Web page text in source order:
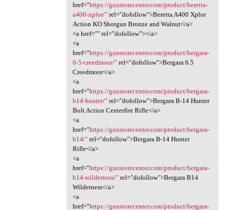
href="https://gunstorecenter.com/product/beretta-
a400-xplor/"rel="dofollow">Beretta A400 Xplor
Action KO Shotgun Bronze and Walnut</a>
<a href="" rel="dofollow"></a>
<a
href="https://gunstorecenter.com/product/bergara-
6-5-creedmoor/"rel="dofollow">Bergara 6.5
Creedmoor</a>
<a
href="https://gunstorecenter.com/product/bergara-
b14-hunter/"rel="dofollow">Bergara B-14 Hunter
Bolt Action Centerfire Rifle</a>
<a
href="https://gunstorecenter.com/product/bergara-
b14/"rel="dofollow">Bergara B-14 Hunter
Rifle</a>
<a
href="https://gunstorecenter.com/product/bergara-
b14-wilderness/"rel="dofollow">Bergara B14
Wilderness</a>
<a
href="https://gunstorecenter.com/product/bergara-